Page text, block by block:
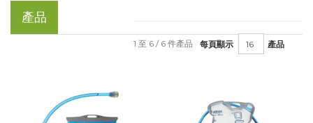
產品
每頁顯示 產品
1 至 6 / 6 件產品